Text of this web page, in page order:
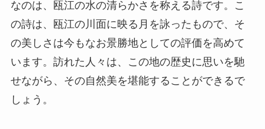
しょう。
見どころ
瓯江亭の最大の見どころは、その建築様式です。